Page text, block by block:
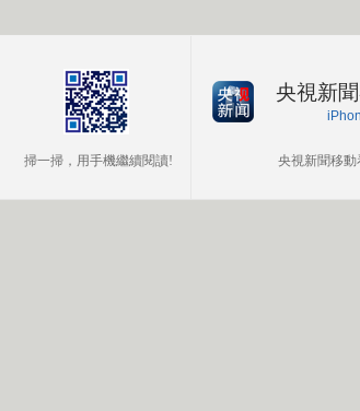
掃一掃，用手機繼續閱讀!
央視新
央視新聞移動